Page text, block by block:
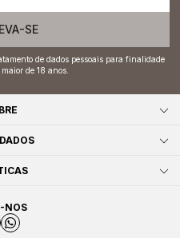
SE
de dados pessoais para finalidade
de 18 anos.
NOS